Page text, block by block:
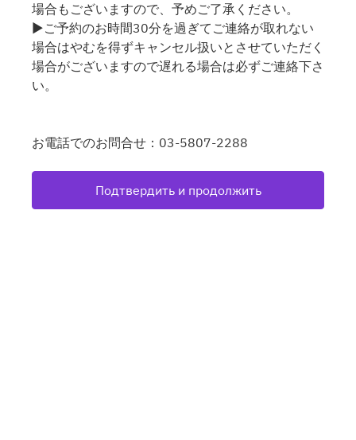
場合もございますので、予めご了承ください。
▶ご予約のお時間30分を過ぎてご連絡が取れない
場合はやむを得ずキャンセル扱いとさせていただく
場合がございますので遅れる場合は必ずご連絡下さ
い。
お電話でのお問合せ：03-5807-2288
Подтвердить и продолжить